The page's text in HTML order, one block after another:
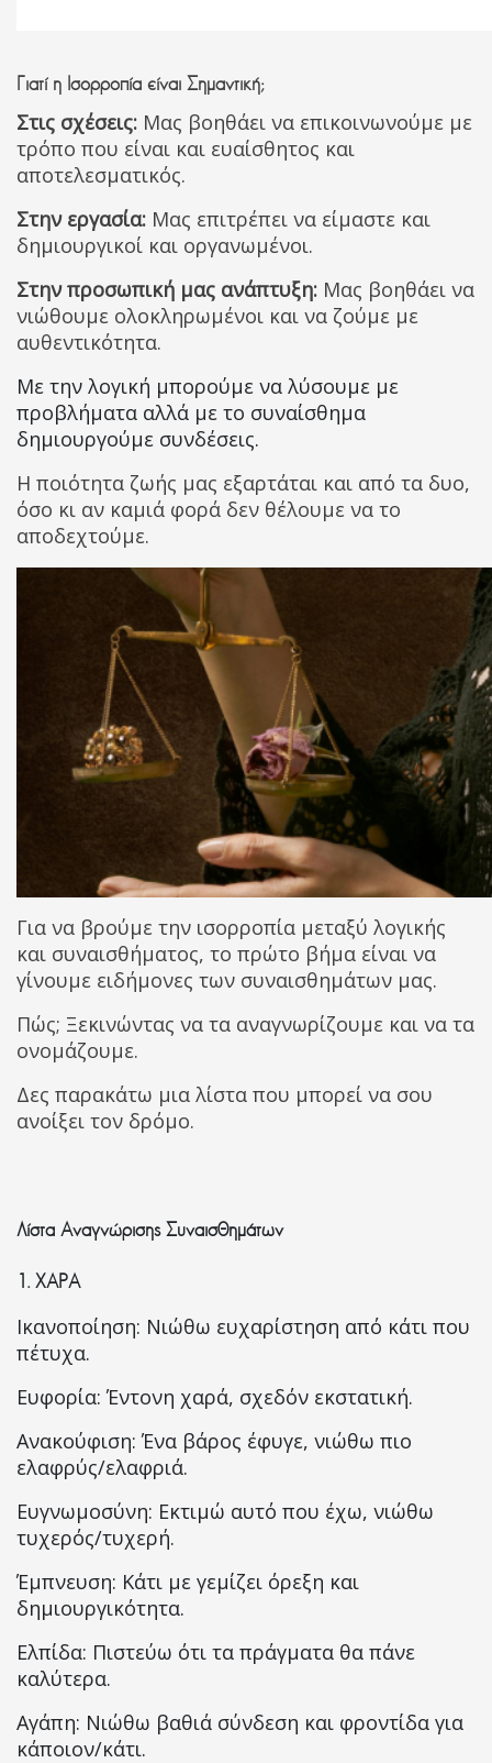
Γιατί η Ισορροπία είναι Σημαντική;
Στις σχέσεις: Μας βοηθάει να επικοινωνούμε με
τρόπο που είναι και ευαίσθητος και
αποτελεσματικός.
Στην εργασία: Μας επιτρέπει να είμαστε και
δημιουργικοί και οργανωμένοι.
Στην προσωπική μας ανάπτυξη: Μας βοηθάει να
νιώθουμε ολοκληρωμένοι και να ζούμε με
αυθεντικότητα.
Με την λογική μπορούμε να λύσουμε με
προβλήματα αλλά με το συναίσθημα
δημιουργούμε συνδέσεις.
Η ποιότητα ζωής μας εξαρτάται και από τα δυο,
όσο κι αν καμιά φορά δεν θέλουμε να το
αποδεχτούμε.
Για να βρούμε την ισορροπία μεταξύ λογικής
και συναισθήματος, το πρώτο βήμα είναι να
γίνουμε ειδήμονες των συναισθημάτων μας.
Πώς; Ξεκινώντας να τα αναγνωρίζουμε και να τα
ονομάζουμε.
Δες παρακάτω μια λίστα που μπορεί να σου
ανοίξει τον δρόμο.
Λίστα Αναγνώρισης Συναισθημάτων
1. ΧΑΡΑ
Ικανοποίηση: Νιώθω ευχαρίστηση από κάτι που
πέτυχα.
Ευφορία: Έντονη χαρά, σχεδόν εκστατική.
Ανακούφιση: Ένα βάρος έφυγε, νιώθω πιο
ελαφρύς/ελαφριά.
Ευγνωμοσύνη: Εκτιμώ αυτό που έχω, νιώθω
τυχερός/τυχερή.
Έμπνευση: Κάτι με γεμίζει όρεξη και
δημιουργικότητα.
Ελπίδα: Πιστεύω ότι τα πράγματα θα πάνε
καλύτερα.
Αγάπη: Νιώθω βαθιά σύνδεση και φροντίδα για
κάποιον/κάτι.